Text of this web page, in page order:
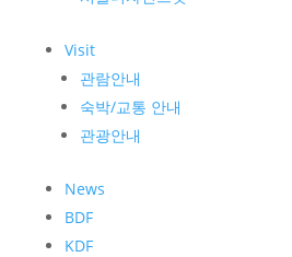
Visit
관람안내
숙박/교통 안내
관광안내
News
BDF
KDF